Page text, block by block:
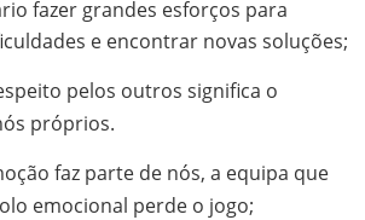
fazer grandes esforços para
e encontrar novas soluções;
pelos outros significa o
próprios.
faz parte de nós, a equipa que
emocional perde o jogo;